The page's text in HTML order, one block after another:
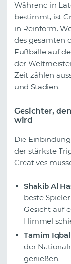
Während in
bestimmt, ist
in Reinform.
des gesamten
Fußbälle auf
der
Zeit zählen
und Stadien.
Gesichter,
wird
Die
der stärkste
Creatives
Shakib Al
beste
Gesicht auf
Himmel
Tamim
der
genießen.